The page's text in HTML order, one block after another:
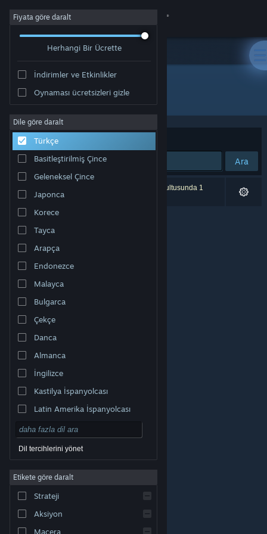
Giriş yap
Hakkında
Destek
Dili değiştir
Steam mobil uygulamasını yükle
Masaüstü internet sitesini görüntüle
markalar, ABD ve diğer ülkelerde ilgili sahiplerinin
Erişilebilirlik |
Çerezler
Fiyata göre daralt
Herhangi Bir Ücrette
İndirimler ve Etkinlikler
Oynaması ücretsizleri gizle
Dile göre daralt
Türkçe
Basitleştirilmiş Çince
Geleneksel Çince
Japonca
Korece
Tayca
Arapça
Endonezce
Malayca
Bulgarca
Çekçe
Danca
Almanca
İngilizce
Kastilya İspanyolcası
Latin Amerika İspanyolcası
Dil tercihlerini yönet
Etikete göre daralt
Strateji
Aksiyon
Macera
Geliştirici: higopage
Sırala Uygunluk
Ara
0 sonuç aramanızla eşleşiyor. Tercihleriniz doğrultusunda 1
ürün dâhil edilmedi.